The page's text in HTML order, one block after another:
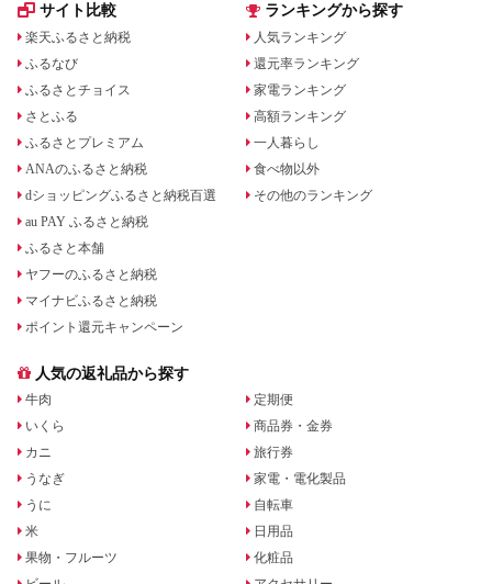
サイト比較
楽天ふるさと納税
ふるなび
ふるさとチョイス
さとふる
ふるさとプレミアム
ANAのふるさと納税
dショッピングふるさと納税百選
au PAY ふるさと納税
ふるさと本舗
ヤフーのふるさと納税
マイナビふるさと納税
ポイント還元キャンペーン
ランキングから探す
人気ランキング
還元率ランキング
家電ランキング
高額ランキング
一人暮らし
食べ物以外
その他のランキング
人気の返礼品から探す
牛肉
いくら
カニ
うなぎ
うに
米
果物・フルーツ
定期便
商品券・金券
旅行券
家電・電化製品
自転車
日用品
化粧品